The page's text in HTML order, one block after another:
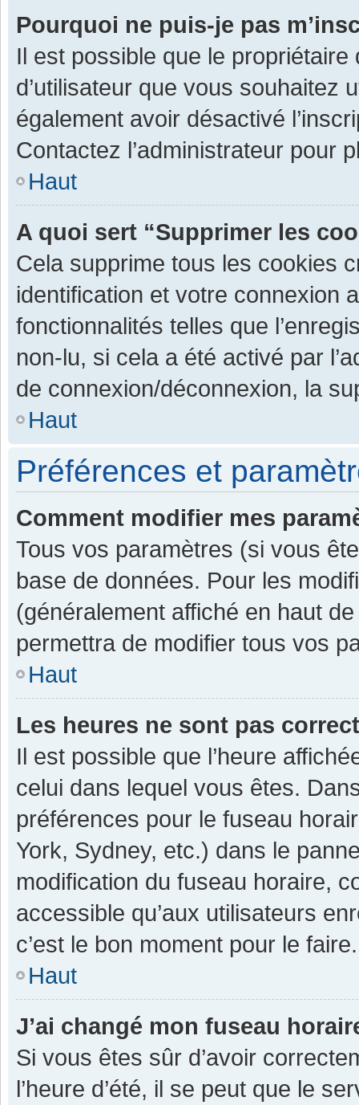
Pourquoi ne puis-je pas
Il est possible que le
d’utilisateur que vous souhaitez
également avoir désactivé
Contactez l’administrateur pour
Haut
A quoi sert “Supprimer les
Cela supprime tous les cookies
identification et votre connexion
fonctionnalités telles que
non-lu, si cela a été activé par
de connexion/déconnexion, la
Haut
Préférences et
Comment modifier mes
Tous vos paramètres (si vous
base de données. Pour les
(généralement affiché en haut
permettra de modifier tous vos
Haut
Les heures ne sont pas
Il est possible que l’heure
celui dans lequel vous êtes.
préférences pour le fuseau
York, Sydney, etc.) dans le
modification du fuseau horaire,
accessible qu’aux utilisateurs
c’est le bon moment pour le faire.
Haut
J’ai changé mon fuseau
Si vous êtes sûr d’avoir
l’heure d’été, il se peut que le